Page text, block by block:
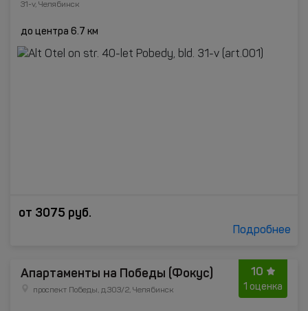
31-v, Челябинск
до центра 6.7 км
от 3075 руб.
Подробнее
10
1 оценка
Апартаменты на Победы (Фокус)
проспект Победы, д.303/2, Челябинск